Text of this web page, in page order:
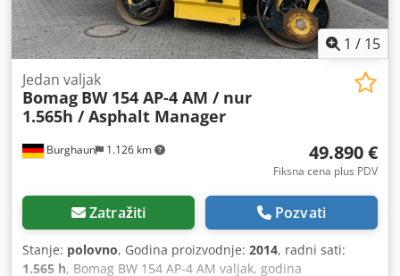
1 / 15
Burghaun 1.126 km
Jedan valjak
Bomag BW 154 AP-4 AM / nur
1.565h / Asphalt Manager
49.890 €
Fiksna cena plus PDV
Zatražiti Pozvati
Stanje: polovno, Godina proizvodnje: 2014, radni sati:
1.565 h, Bomag BW 154 AP-4 AM valjak, godina